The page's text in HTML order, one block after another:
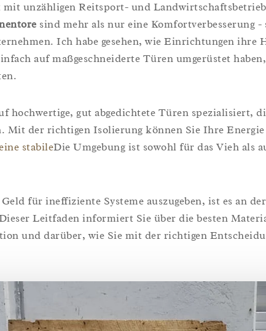
mit unzähligen Reitsport- und
sind mehr als nur eine Komfortverbesserung -
Ich habe gesehen, wie Einrichtungen ihre
auf maßgeschneiderte Türen umgerüstet
hochwertige, gut abgedichtete Türen spezialisiert,
Mit der richtigen Isolierung können Sie Ihre
stabileDie Umgebung ist sowohl für das Vieh als
für ineffiziente Systeme auszugeben, ist es an
Leitfaden informiert Sie über die besten
und darüber, wie Sie mit der richtigen